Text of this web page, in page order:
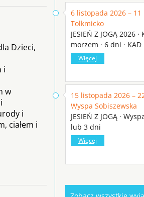
Dzieci,
i
w
i
ciałem i
6 listopada 2026 –
Tolkmicko
JESIEŃ Z JOGĄ 2026
morzem · 6 dni · KAD
Więcej
15 listopada 2026 –
Wyspa Sobiszewska
JESIEŃ Z JOGĄ ·
lub 3 dni
Więcej